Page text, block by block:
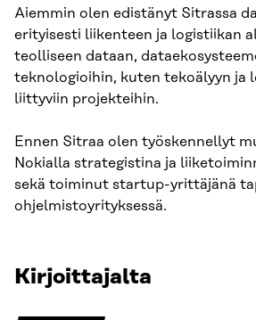
Aiemmin olen edistänyt Sitrassa
erityisesti liikenteen ja logistiikan
teolliseen dataan,
teknologioihin, kuten tekoälyyn ja
liittyviin projekteihin.
Ennen Sitraa olen työskennellyt
Nokialla strategistina ja
sekä toiminut startup-yrittäjänä
ohjelmistoyrityksessä.
Kirjoittajalta